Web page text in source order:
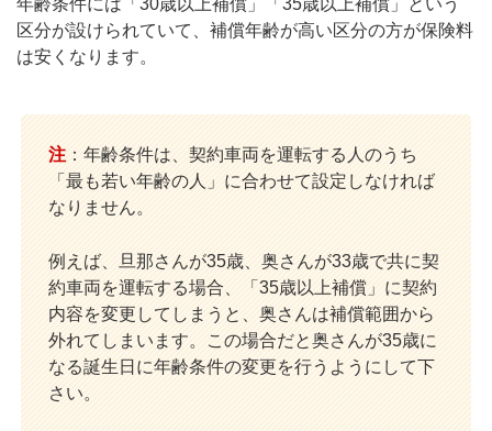
年齢条件には「30歳以上補償」「35歳以上補償」という
区分が設けられていて、補償年齢が高い区分の方が保険料
は安くなります。
注 ：年齢条件は、契約車両を運転する人のうち
「最も若い年齢の人」に合わせて設定しなければ
なりません。
例えば、旦那さんが35歳、奥さんが33歳で共に契
約車両を運転する場合、「35歳以上補償」に契約
内容を変更してしまうと、奥さんは補償範囲から
外れてしまいます。この場合だと奥さんが35歳に
なる誕生日に年齢条件の変更を行うようにして下
さい。